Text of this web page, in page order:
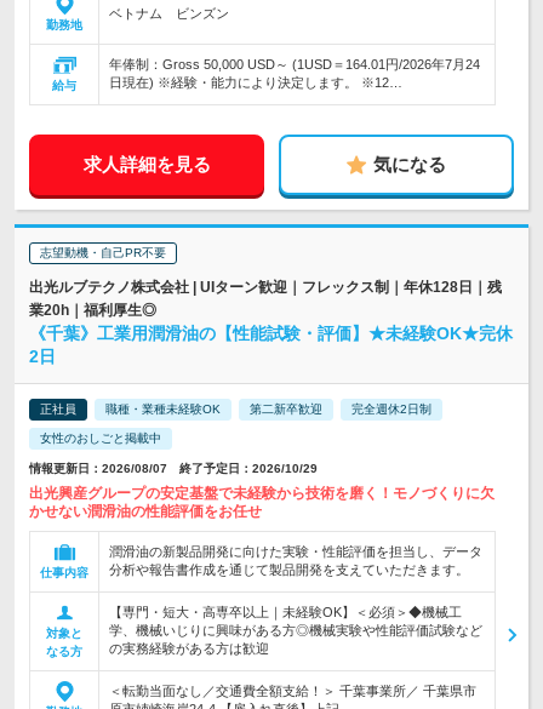
勤務地
ベトナム ビンズン
給与
年俸制：Gross 50,000 USD～ (1USD＝164.01円/2026年7月24
日現在) ※経験・能力により決定します。 ※12…
求人詳細を見る 気になる
志望動機・自己PR不要
出光ルブテクノ株式会社 | UIターン歓迎｜フレックス制｜年休128日｜残
業20h｜福利厚生◎
《千葉》工業用潤滑油の【性能試験・評価】★未経験OK★完休
2日
正社員 職種・業種未経験OK 第二新卒歓迎 完全週休2日制
女性のおしごと掲載中
情報更新日：2026/08/07 終了予定日：2026/10/29
出光興産グループの安定基盤で未経験から技術を磨く！モノづくりに欠
かせない潤滑油の性能評価をお任せ
仕事内容
潤滑油の新製品開発に向けた実験・性能評価を担当し、データ
分析や報告書作成を通じて製品開発を支えていただきます。
対象と
なる方
【専門・短大・高専卒以上｜未経験OK】＜必須＞◆機械工
学、機械いじりに興味がある方◎機械実験や性能評価試験など
の実務経験がある方は歓迎
＜転勤当面なし／交通費全額支給！＞ 千葉事業所／ 千葉県市